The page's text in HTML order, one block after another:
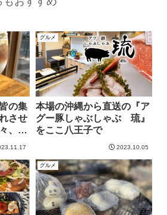
の集
させ
、
グルメ
本場の沖縄から直送の『ア
グー豚しゃぶしゃぶ 琉』
をここ八王子で
2023.10.05
グルメ